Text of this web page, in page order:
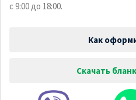
с 9:00 до 18:00.
Как
Скачать